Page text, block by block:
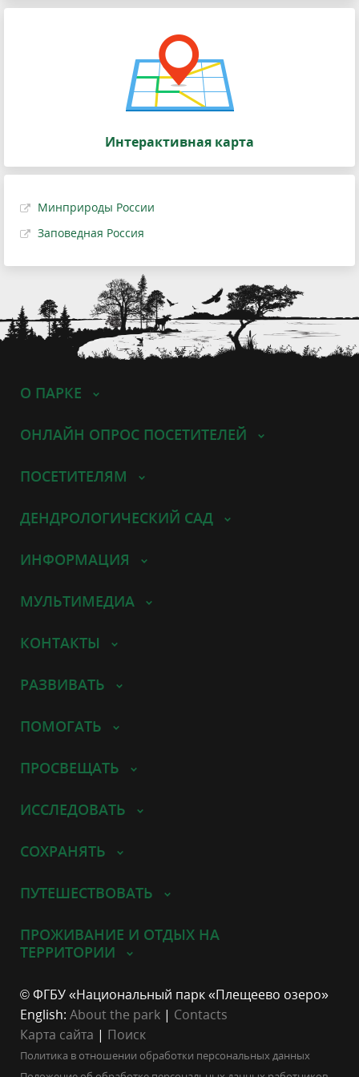
Интерактивная карта
Минприроды России
Заповедная Россия
О ПАРКЕ
ОНЛАЙН ОПРОС ПОСЕТИТЕЛЕЙ
ПОСЕТИТЕЛЯМ
ДЕНДРОЛОГИЧЕСКИЙ САД
ИНФОРМАЦИЯ
МУЛЬТИМЕДИА
КОНТАКТЫ
РАЗВИВАТЬ
ПОМОГАТЬ
ПРОСВЕЩАТЬ
ИССЛЕДОВАТЬ
СОХРАНЯТЬ
ПУТЕШЕСТВОВАТЬ
ПРОЖИВАНИЕ И ОТДЫХ НА
ТЕРРИТОРИИ
© ФГБУ «Национальный парк «Плещеево озеро»
English: About the park | Contacts
Карта сайта | Поиск
Политика в отношении обработки персональных данных